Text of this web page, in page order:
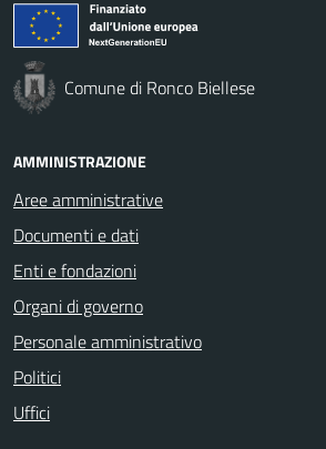
Comune di Ronco Biellese
AMMINISTRAZIONE
Aree amministrative
Documenti e dati
Enti e fondazioni
Organi di governo
Personale amministrativo
Politici
Uffici